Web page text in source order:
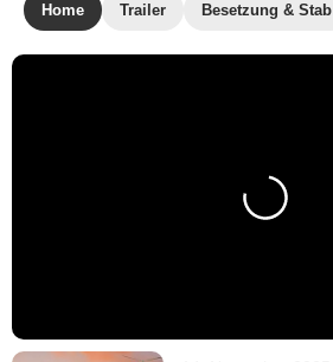
Home Trailer Besetzung & Stab